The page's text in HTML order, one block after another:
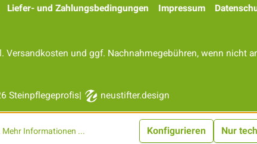
Liefer- und Zahlungsbedingungen Impressum
Versandkosten und ggf. Nachnahmegebühren, wenn nicht
Steinpflegeprofis| neustifter.design
Mehr Informationen ... Nur
Konfigurieren